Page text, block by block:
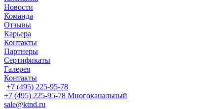
Новости
Команда
Отзывы
Карьера
Контакты
Партнеры
Сертификаты
Галерея
Контакты
+7 (495) 225-95-78
+7 (495) 225-95-78 Многоканальный
sale@ktnd.ru